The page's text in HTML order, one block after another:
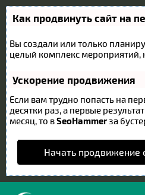
Как продвинуть сайт на
Вы создали или только
целый комплекс мероприятий,
Ускорение продвижения
Если вам трудно попасть на
десятки раз, а первые
месяц, то вSeoHammerза
Начать продвижение